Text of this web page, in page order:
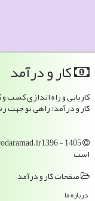
كار و درآمد
کاریابی و راه اندازی کسب
کار و درآمد: راهی نو جهت
است
صفحات كار و درآمد
درباره ما